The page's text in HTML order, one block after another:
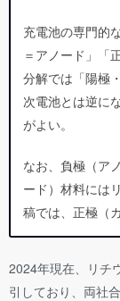
充電池の専門的
＝アノード」「
分解では「陽極
次電池とは逆に
がよい。
なお、負極（ア
ード）材料には
稿では、正極（
2024年現在、リチ
引しており、両社